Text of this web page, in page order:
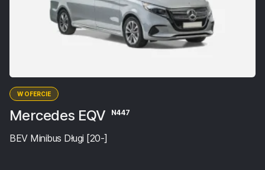
W OFERCIE
Mercedes EQV N447
BEV Minibus Długi [20-]